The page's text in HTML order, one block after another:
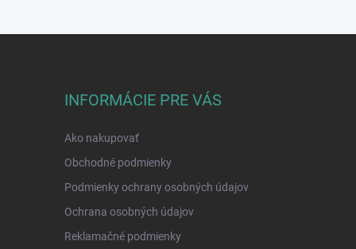
INFORMÁCIE PRE VÁS
Ako nakupovať
Obchodné podmienky
Podmienky ochrany osobných údajov
Ochrana osobných údajov
Reklamačné podmienky